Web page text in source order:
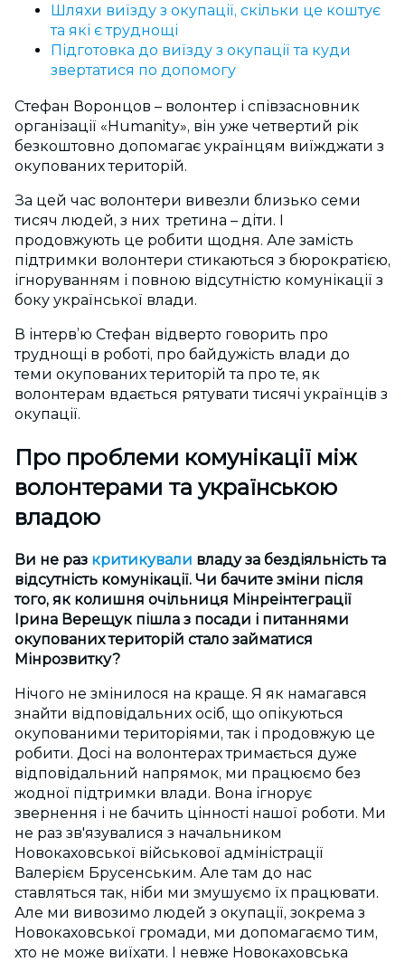
Шляхи виїзду з окупації, скільки це коштує
та які є труднощі
Підготовка до виїзду з окупації та куди
звертатися по допомогу
Стефан Воронцов – волонтер і співзасновник
організації «Humanity», він уже четвертий рік
безкоштовно допомагає українцям виїжджати з
окупованих територій.
За цей час волонтери вивезли близько семи
тисяч людей, з них третина – діти. І
продовжують це робити щодня. Але замість
підтримки волонтери стикаються з бюрократією,
ігноруванням і повною відсутністю комунікації з
боку української влади.
В інтерв’ю Стефан відверто говорить про
труднощі в роботі, про байдужість влади до
теми окупованих територій та про те, як
волонтерам вдається рятувати тисячі українців з
окупації.
Про проблеми комунікації між
волонтерами та українською
владою
Ви не раз критикували владу за бездіяльність та
відсутність комунікації. Чи бачите зміни після
того, як колишня очільниця Мінреінтеграції
Ірина Верещук пішла з посади і питаннями
окупованих територій стало займатися
Мінрозвитку?
Нічого не змінилося на краще. Я як намагався
знайти відповідальних осіб, що опікуються
окупованими територіями, так і продовжую це
робити. Досі на волонтерах тримається дуже
відповідальний напрямок, ми працюємо без
жодної підтримки влади. Вона ігнорує
звернення і не бачить цінності нашої роботи. Ми
не раз зв'язувалися з начальником
Новокаховської військової адміністрації
Валерієм Брусенським. Але там до нас
ставляться так, ніби ми змушуємо їх працювати.
Але ми вивозимо людей з окупації, зокрема з
Новокаховської громади, ми допомагаємо тим,
хто не може виїхати. І невже Новокаховська